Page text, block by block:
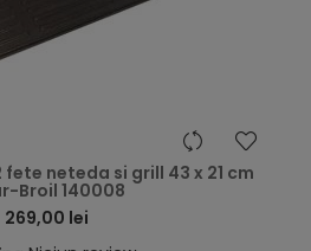
neteda si grill 43 x 21 cm
Broil 140008
269,00 lei